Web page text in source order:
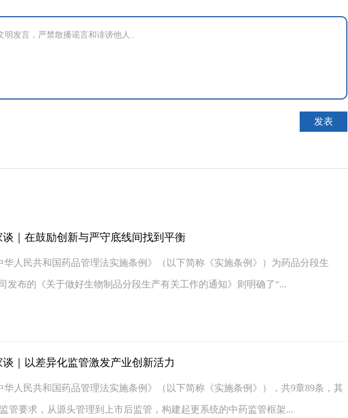
｜在鼓励创新与严守底线间找到平衡
华人民共和国药品管理法实施条例》（以下简称《实施条例》）为药品分段生
发布的《关于做好生物制品分段生产有关工作的通知》则明确了“...
｜以差异化监管激发产业创新活力
华人民共和国药品管理法实施条例》（以下简称《实施条例》），共9章89条，其
管要求，从源头管理到上市后监管，构建起更系统的中药监管框架...